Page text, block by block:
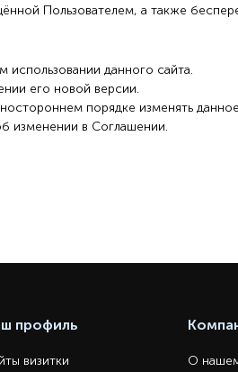
Пользователем, а также
данного сайта.
его новой версии.
порядке изменять
изменении в Соглашении.
профиль
визитки О